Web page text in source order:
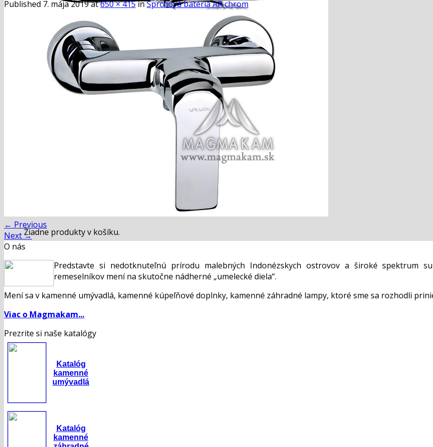
Domov
Žiadne produkty v košíku.
Published 7. mája 2019at650 × 415inSprchová batéria AR chrom
← Previous
Next→
O nás
Predstavte si nedotknuteľnú prírodu malebných Indonézskych ostrovov a široké spektrum
remeselníkov mení na skutočne nádherné „umelecké diela“.
Mení sa v kamenné umývadlá, kamenné kúpeľňové doplnky, kamenné záhradné lampy, ktoré sme sa rozhodli
Viac o Magmakam...
Prezrite si naše katalógy
Katalóg
kamenné
umývadlá
Katalóg
kamenné